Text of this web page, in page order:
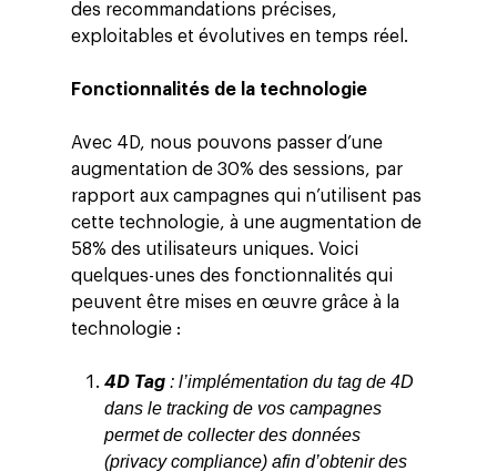
des recommandations précises,
exploitables et évolutives en temps réel.
Fonctionnalités de la technologie
Avec 4D, nous pouvons passer d’une
augmentation de 30% des sessions, par
rapport aux campagnes qui n’utilisent pas
cette technologie, à une augmentation de
58% des utilisateurs uniques. Voici
quelques-unes des fonctionnalités qui
peuvent être mises en œuvre grâce à la
technologie :
4D Tag : l’implémentation du tag de 4D
dans le tracking de vos campagnes
permet de collecter des données
(privacy compliance) afin d’obtenir des
Marketing Digital
Data, Analytics &
Adtech